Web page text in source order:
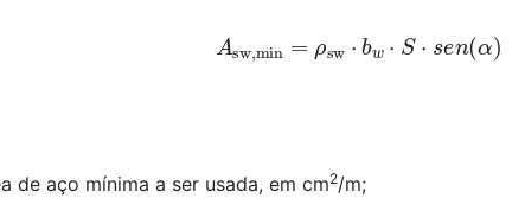
Asw,min =ρ sw⋅b ⋅S sen(α)
de aço mínima a ser usada, em cm2/m;